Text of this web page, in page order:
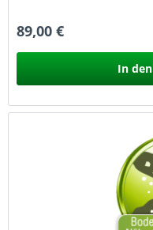
89,00 €
In den